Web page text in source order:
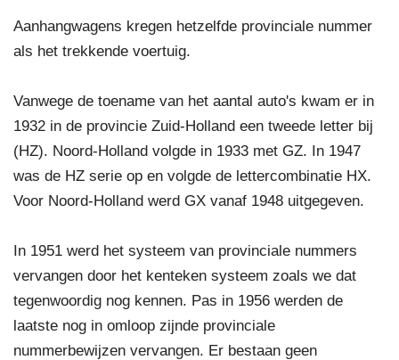
Aanhangwagens kregen hetzelfde provinciale nummer
als het trekkende voertuig.
Vanwege de toename van het aantal auto's kwam er in
1932 in de provincie Zuid-Holland een tweede letter bij
(HZ). Noord-Holland volgde in 1933 met GZ. In 1947
was de HZ serie op en volgde de lettercombinatie HX.
Voor Noord-Holland werd GX vanaf 1948 uitgegeven.
In 1951 werd het systeem van provinciale nummers
vervangen door het kenteken systeem zoals we dat
tegenwoordig nog kennen. Pas in 1956 werden de
laatste nog in omloop zijnde provinciale
nummerbewijzen vervangen. Er bestaan geen